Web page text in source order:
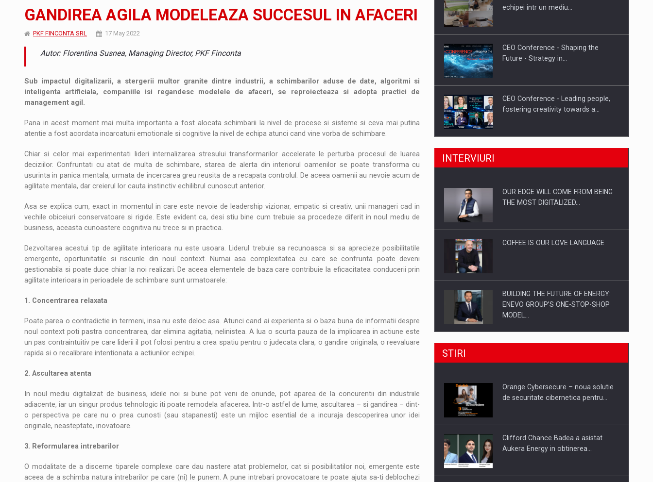
ARTICOLE Cum invatam sa spunem nu intr-o cultura care pedepseste granitele?
GANDIREA AGILA MODELEAZA SUCCESUL IN AFACERI
PKF FINCONTA SRL 17 May 2022
Autor: Florentina Susnea, Managing Director, PKF Finconta
Sub impactul digitalizarii, a stergerii multor granite dintre industrii, a schimbarilor aduse de date, algoritmi si
inteligenta artificiala, companiile isi regandesc modelele de afaceri, se reproiecteaza si adopta practici de
management agil.
Pana in acest moment mai multa importanta a fost alocata schimbarii la nivel de procese si sisteme si ceva mai putina
atentie a fost acordata incarcaturii emotionale si cognitive la nivel de echipa atunci cand vine vorba de schimbare.
Chiar si celor mai experimentati lideri internalizarea stresului transformarilor accelerate le perturba procesul de luarea
deciziilor. Confruntati cu atat de multa de schimbare, starea de alerta din interiorul oamenilor se poate transforma cu
usurinta in panica mentala, urmata de incercarea greu reusita de a recapata controlul. De aceea oamenii au nevoie acum de
agilitate mentala, dar creierul lor cauta instinctiv echilibrul cunoscut anterior.
Asa se explica cum, exact in momentul in care este nevoie de leadership vizionar, empatic si creativ, unii manageri cad in
vechile obiceiuri conservatoare si rigide. Este evident ca, desi stiu bine cum trebuie sa procedeze diferit in noul mediu de
business, aceasta cunoastere cognitiva nu trece si in practica.
Dezvoltarea acestui tip de agilitate interioara nu este usoara. Liderul trebuie sa recunoasca si sa aprecieze posibilitatile
emergente, oportunitatile si riscurile din noul context. Numai asa complexitatea cu care se confrunta poate deveni
gestionabila si poate duce chiar la noi realizari. De aceea elementele de baza care contribuie la eficacitatea conducerii prin
agilitate interioara in perioadele de schimbare sunt urmatoarele:
1. Concentrarea relaxata
Poate parea o contradictie in termeni, insa nu este deloc asa. Atunci cand ai experienta si o baza buna de informatii despre
noul context poti pastra concentrarea, dar elimina agitatia, nelinistea. A lua o scurta pauza de la implicarea in actiune este
un pas contraintuitiv pe care liderii il pot folosi pentru a crea spatiu pentru o judecata clara, o gandire originala, o reevaluare
rapida si o recalibrare intentionata a actiunilor echipei.
2. Ascultarea atenta
In noul mediu digitalizat de business, ideile noi si bune pot veni de oriunde, pot aparea de la concurentii din industriile
adiacente, iar un singur produs tehnologic iti poate remodela afacerea. Intr-o astfel de lume, ascultarea – si gandirea – dint-
o perspectiva pe care nu o prea cunosti (sau stapanesti) este un mijloc esential de a incuraja descoperirea unor idei
originale, neasteptate, inovatoare.
3. Reformularea intrebarilor
O modalitate de a discerne tiparele complexe care dau nastere atat problemelor, cat si posibilitatilor noi, emergente este
aceea de a schimba natura intrebarilor pe care (ni) le punem. A pune intrebari provocatoare te poate ajuta sa-ti deblochezi
Cum invatam sa spunem nu intr-o
echipei intr un mediu…
CEO Conference - Shaping the
Future - Strategy in…
CEO Conference - Leading people,
fostering creativity towards a…
CEO Conference - Shaping The
Webinar - Business Evolution-
INTERVIURI
OUR EDGE WILL COME FROM BEING
THE MOST DIGITALIZED…
COFFEE IS OUR LOVE LANGUAGE
BUILDING THE FUTURE OF ENERGY:
ENEVO GROUP’S ONE-STOP-SHOP
MODEL…
ROOTED IN ROMANIA, BUILT TO
PUTTING ROMANIAN CORPORATE
STIRI
Orange Cybersecure – noua solutie
de securitate cibernetica pentru…
Clifford Chance Badea a asistat
Aukera Energy in obtinerea…